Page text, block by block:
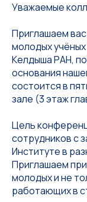
Уважаемые
Приглашаем
молодых
Келдыша РАН,
основания
состоится в
зале (3 этаж
Цель
сотрудников с
Институте в
Приглашаем
молодых и не
работающих в